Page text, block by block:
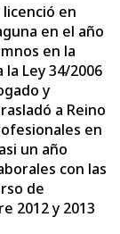
licenció en
en el año
en la
Ley 34/2006
y
a Reino
en
un año
con las
de
2012 y 2013